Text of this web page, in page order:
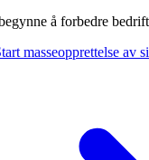
å forbedre
masseopprettelse av